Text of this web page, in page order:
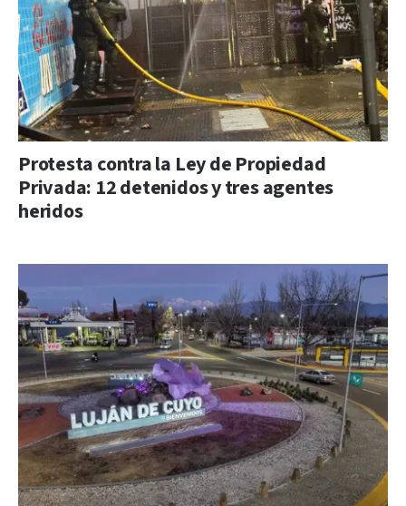
Protesta contra la Ley de Propiedad
Privada: 12 detenidos y tres agentes
heridos